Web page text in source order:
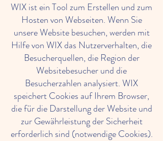
WIX ist ein Tool zum Erstellen und zum
Hosten von Webseiten. Wenn Sie
unsere Website besuchen, werden mit
Hilfe von WIX das Nutzerverhalten, die
Besucherquellen, die Region der
Websitebesucher und die
Besucherzahlen analysiert. WIX
speichert Cookies auf Ihrem Browser,
die für die Darstellung der Website und
zur Gewährleistung der Sicherheit
erforderlich sind (notwendige Cookies).